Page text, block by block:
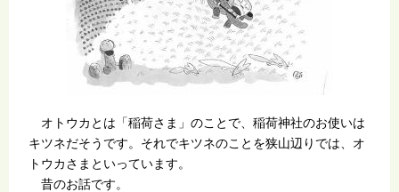
オトウカとは「稲荷さま」のことで、稲荷神社のお使いは
キツネだそうです。それでキツネのことを狭山辺りでは、オ
トウカさまといっています。
昔のお話です。